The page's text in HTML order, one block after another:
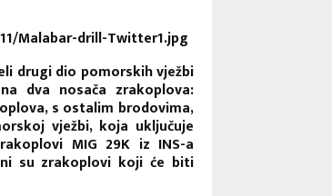
drugi dio pomorskih vježbi
dva nosača zrakoplova:
s ostalim brodovima,
vježbi, koja uključuje
MIG 29K iz INS-a
su zrakoplovi koji će biti